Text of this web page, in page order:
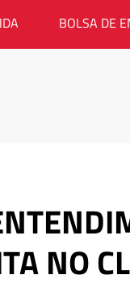
BOLSA DE
NO